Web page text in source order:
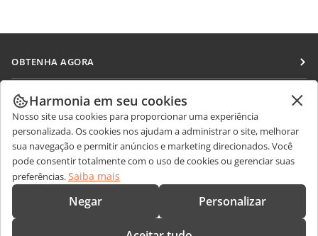
OBTENHA AGORA
Docs
DocSpace
Workspace
Conectores
Aplicativos para desktop
Aplicativos móveis
COLABORAR
Para colaboradores
Para tradutores
Para influenciadores
Vagas
RECEBA NOTÍCIAS
Blog
OBTER AJUDA
Fórum
Cursos de treinamento
CONTATE-NOS
Perguntas sobre vendas
sales@onlyoffice.com
Harmonia em seu cookies
Nosso site usa cookies para proporcionar uma experiência
personalizada. Os cookies nos ajudam a administrar o site, melhorar
sua navegação e permitir anúncios e marketing direcionados. Você
pode consentir totalmente com o uso de cookies ou gerenciar suas
preferências.Saiba mais
Negar Personalizar